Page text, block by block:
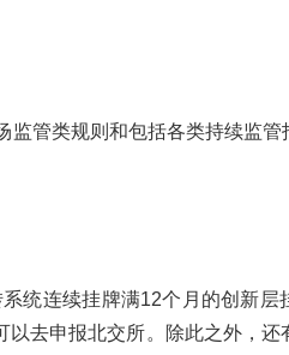
管类规则和包括各类持续监
统连续挂牌满12个月的创新层
去申报北交所。除此之外，